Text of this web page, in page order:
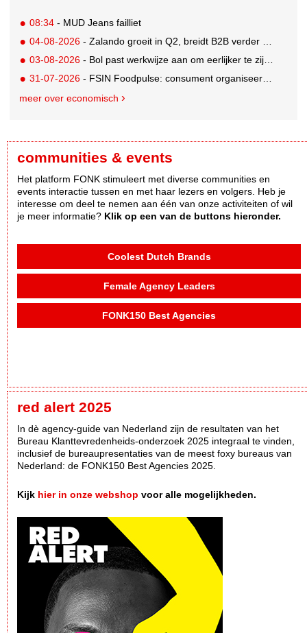
08:34 - MUD Jeans failliet
04-08-2026 - Zalando groeit in Q2, breidt B2B verder uit en innoveert met AI
03-08-2026 - Bol past werkwijze aan om eerlijker te zijn naar verkopers en consumenten
31-07-2026 - FSIN Foodpulse: consument organiseert eet- en koopgedrag bewuster
meer over economisch
communities & events
Het platform FONK stimuleert met diverse communities en
events interactie tussen en met haar lezers en volgers. Heb je
interesse om deel te nemen aan één van onze activiteiten of wil
je meer informatie? Klik op een van de buttons hieronder.
Coolest Dutch Brands
Female Agency Leaders
FONK150 Best Agencies
red alert 2025
In dè agency-guide van Nederland zijn de resultaten van het
Bureau Klanttevredenheids-onderzoek 2025 integraal te vinden,
inclusief de bureaupresentaties van de meest foxy bureaus van
Nederland: de FONK150 Best Agencies 2025.
Kijk hier in onze webshop voor alle mogelijkheden.